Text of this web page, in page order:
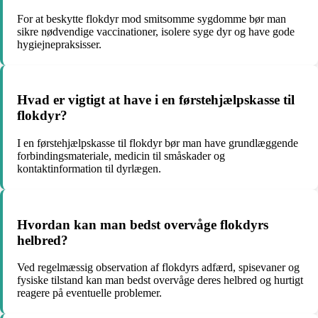
For at beskytte flokdyr mod smitsomme sygdomme bør man
sikre nødvendige vaccinationer, isolere syge dyr og have gode
hygiejnepraksisser.
Hvad er vigtigt at have i en førstehjælpskasse til
flokdyr?
I en førstehjælpskasse til flokdyr bør man have grundlæggende
forbindingsmateriale, medicin til småskader og
kontaktinformation til dyrlægen.
Hvordan kan man bedst overvåge flokdyrs
helbred?
Ved regelmæssig observation af flokdyrs adfærd, spisevaner og
fysiske tilstand kan man bedst overvåge deres helbred og hurtigt
reagere på eventuelle problemer.